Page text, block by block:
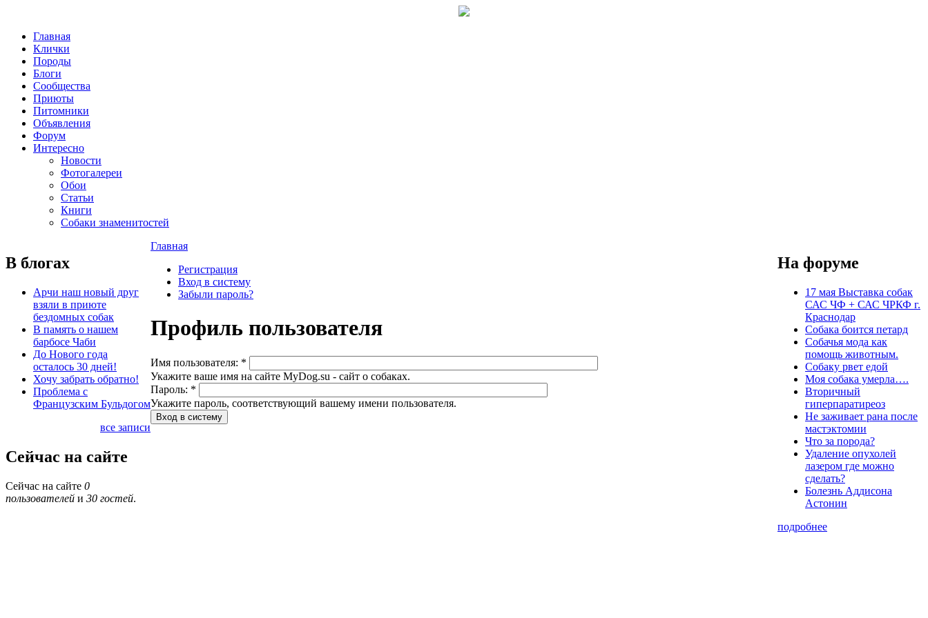
Главная
Клички
Породы
Блоги
Сообщества
Приюты
Питомники
Объявления
Форум
Интересно
Новости
Фотогалереи
Обои
Статьи
Книги
Собаки знаменитостей
В блогах
Арчи наш новый друг
взяли в приюте
бездомных собак
В память о нашем
барбосе Чаби
До Нового года
осталось 30 дней!
Хочу забрать обратно!
Проблема с
Французским Бульдогом
все записи
Сейчас на сайте
Сейчас на сайте 0
пользователей и 30 гостей.
Главная
Регистрация
Вход в систему
Забыли пароль?
Профиль пользователя
Имя пользователя: *
Укажите ваше имя на сайте MyDog.su - сайт о собаках.
Пароль: *
Укажите пароль, соответствующий вашему имени пользователя.
На форуме
17 мая Выставка собак
САС ЧФ + САС ЧРКФ г.
Краснодар
Собака боится петард
Собачья мода как
помощь животным.
Собаку рвет едой
Моя собака умерла….
Вторичный
гиперпаратиреоз
Не заживает рана после
мастэктомии
Что за порода?
Удаление опухолей
лазером где можно
сделать?
Болезнь Аддисона
Астонин
подробнее